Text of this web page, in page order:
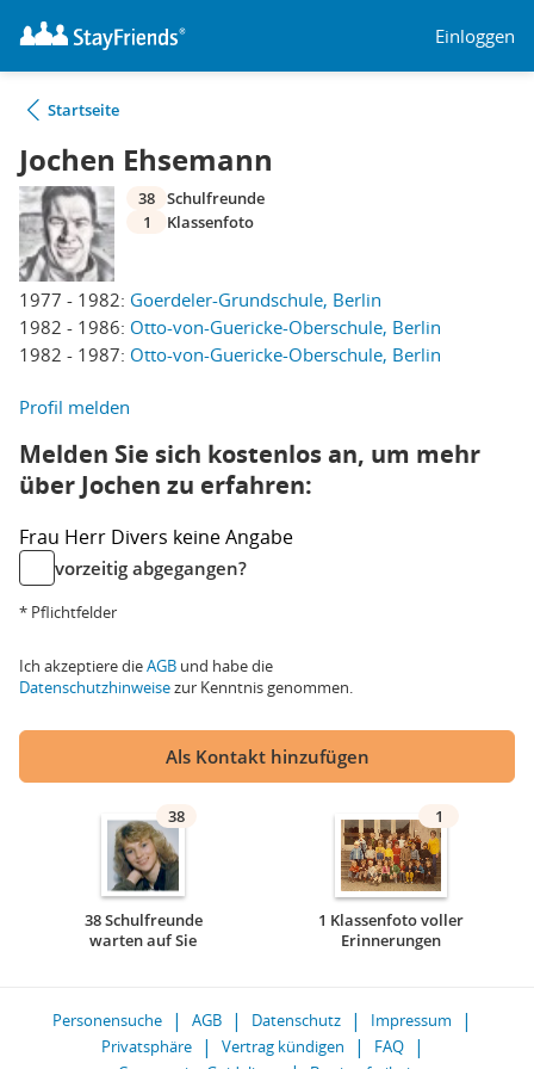
Einloggen
Startseite
Jochen Ehsemann
1977 - 1982: Goerdeler-Grundschule, Berlin
1982 - 1986: Otto-von-Guericke-Oberschule, Berlin
1982 - 1987: Otto-von-Guericke-Oberschule, Berlin
38 Schulfreunde
1
Klassenfoto
Profil melden
Melden Sie sich kostenlos an, um mehr
über Jochen zu erfahren:
Frau Herr Divers keine Angabe
vorzeitig abgegangen?
* Pflichtfelder
Ich akzeptiere dieAGB und habe die
Datenschutzhinweisezur Kenntnis genommen.
Als Kontakt hinzufügen
38
38 Schulfreunde
warten auf Sie
1
1 Klassenfoto voller
Erinnerungen
Personensuche AGB Datenschutz
Impressum
Privatsphäre
Vertrag kündigen
FAQ